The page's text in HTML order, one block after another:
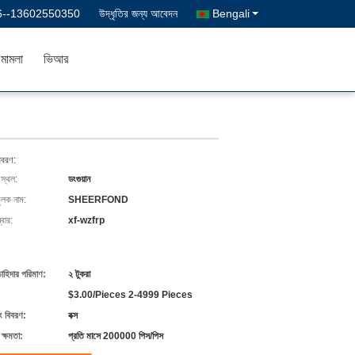
13602550350 উদ্ধৃতির জন্য আবেদন Bengali
মামলা ভিআর
স্থল:
ডংগুয়ান
নাম:
SHEERFOND
xf-wzfrp
পরিমাণ:
২ টুকরা
$3.00/Pieces 2-4999 Pieces
বিবরণ:
বক্স
প্রতি মাসে 200000 পিস/পিস